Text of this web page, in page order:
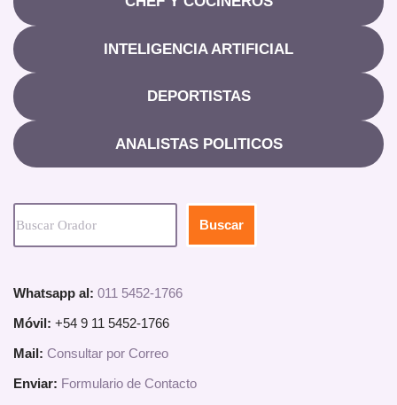
INTELIGENCIA ARTIFICIAL
DEPORTISTAS
ANALISTAS POLITICOS
Buscar
Whatsapp al: 011 5452-1766
Móvil: +54 9 11 5452-1766
Mail: Consultar por Correo
Enviar: Formulario de Contacto